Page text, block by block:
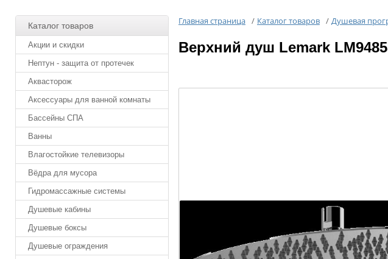
Каталог товаров
Акции и скидки
Нептун - защита от протечек
Аквасторож
Аксессуары для ванной комнаты
Бассейны СПА
Ванны
Влагостойкие телевизоры
Вёдра для мусора
Гидромассажные системы
Душевые кабины
Душевые боксы
Душевые ограждения
Главная страница / Каталог товаров / Душевая
Верхний душ Lemark